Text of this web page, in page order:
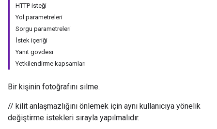
HTTP isteği
Yol parametreleri
Sorgu parametreleri
İstek içeriği
Yanıt gövdesi
Yetkilendirme kapsamları
Bir kişinin fotoğrafını silme.
// kilit anlaşmazlığını önlemek için aynı kullanıcıya yönelik
değiştirme istekleri sırayla yapılmalıdır.